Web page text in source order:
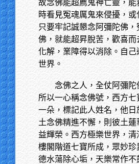
故念佛能超薦鬼神亡靈，
時看見冤魂厲鬼來侵擾，或
只要牢記誠懇念阿彌陀佛
佛，就能超昇脫苦，歡喜而
化解，業障得以消除。自
世界。
念佛之人，全仗阿彌陀
所以一心稱念佛號，西方
一朵，標記此人姓名，他
土念佛精進不懈，則彼土蓮
益輝榮。西方極樂世界，清
樓閣階道七寶所成，眾妙
德水蕩除心垢，天樂常作不